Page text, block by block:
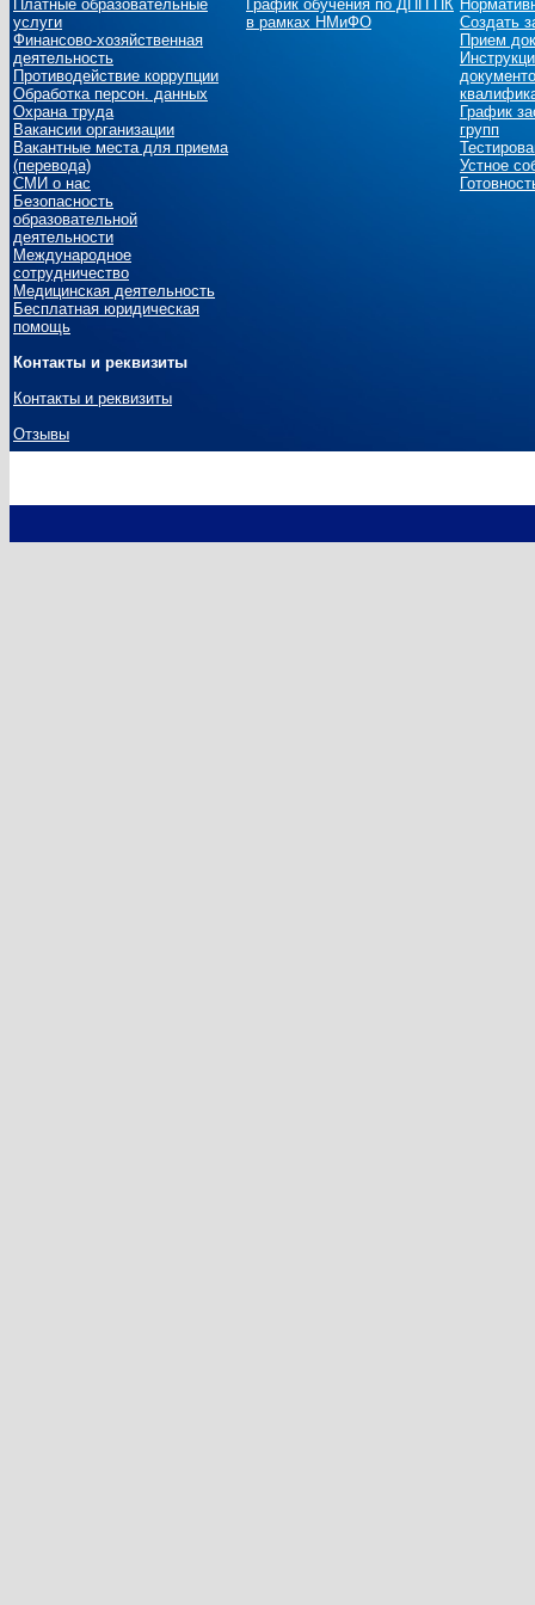
Платные образовательные
услуги
Финансово-хозяйственная
деятельность
Противодействие коррупции
Обработка персон. данных
Охрана труда
Вакансии организации
Вакантные места для приема
(перевода)
СМИ о нас
Безопасность
образовательной
деятельности
Международное
сотрудничество
Медицинская деятельность
Бесплатная юридическая
помощь
Контакты и реквизиты
Контакты и реквизиты
Отзывы
График обучения по ДПП ПК
в рамках НМиФО
Создать
Прием
График
групп
Устное